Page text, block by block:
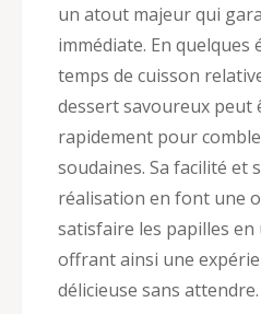
un atout majeur qui
immédiate. En quelques
temps de cuisson
dessert savoureux peut
rapidement pour
soudaines. Sa facilité et
réalisation en font une
satisfaire les papilles en
offrant ainsi une
délicieuse sans attendre.